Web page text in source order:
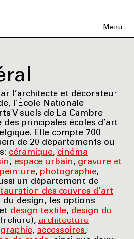
Menu
l’architecte et décorateur
l’École Nationale
Visuels de La Cambre
des principales écoles d’art
Elle compte 700
de 20 départements ou
céramique, cinéma
, espace urbain, gravure et
peinture, photographie,
un département de
des œuvres d’art
du design, les options
et design textile, design du
(reliure), architecture
, accessoires,